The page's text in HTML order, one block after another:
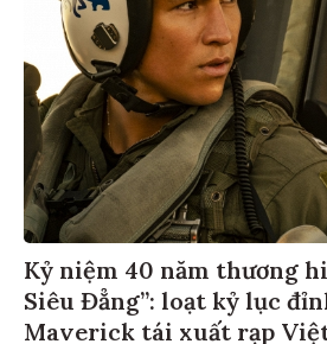
Kỷ niệm 40 năm thương
Siêu Đẳng”: loạt kỷ lục
Maverick tái xuất rạp